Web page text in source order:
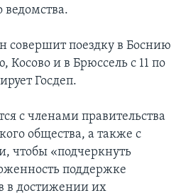
совершит поездку в Боснию
Косово и в Брюссель с 11 по
Госдеп.
с членами правительства
общества, а также с
чтобы «подчеркнуть
поддержке
в достижении их